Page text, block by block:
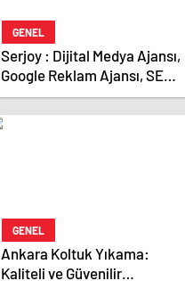
GENEL
Serjoy : Dijital Medya Ajansı,
Google Reklam Ajansı, SEO
Ajansı ve Web Tasarım
Ajansı
GENEL
Ankara Koltuk Yıkama:
Kaliteli ve Güvenilir